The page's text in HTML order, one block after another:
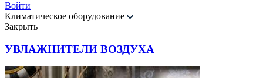
Войти
Климатическое оборудование
Закрыть
УВЛАЖНИТЕЛИ ВОЗДУХА